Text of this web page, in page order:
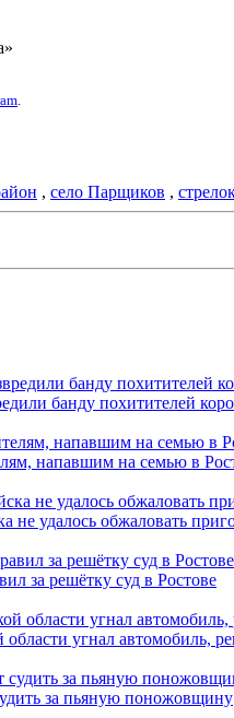
.
, село Парщиков ,
банду похитителей
напавшим на семью в
не удалось обжаловать
за решётку суд в Ростове
угнал автомобиль,
за пьяную поножовщину